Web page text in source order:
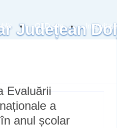
Județean
OLD site Integritate
Evaluării
a
anul școlar